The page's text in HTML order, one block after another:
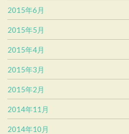
2015年6月
2015年5月
2015年4月
2015年3月
2015年2月
2014年11月
2014年10月